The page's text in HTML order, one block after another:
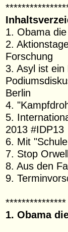
1. Obama
2.
Forschung
3. Asyl ist
Berlin
4.
5.
2013 #IDP13
6. Mit
7. Stop
8. Aus den
9.
***************
1. Obama